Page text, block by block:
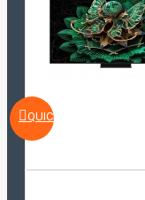
QUICKVIEW